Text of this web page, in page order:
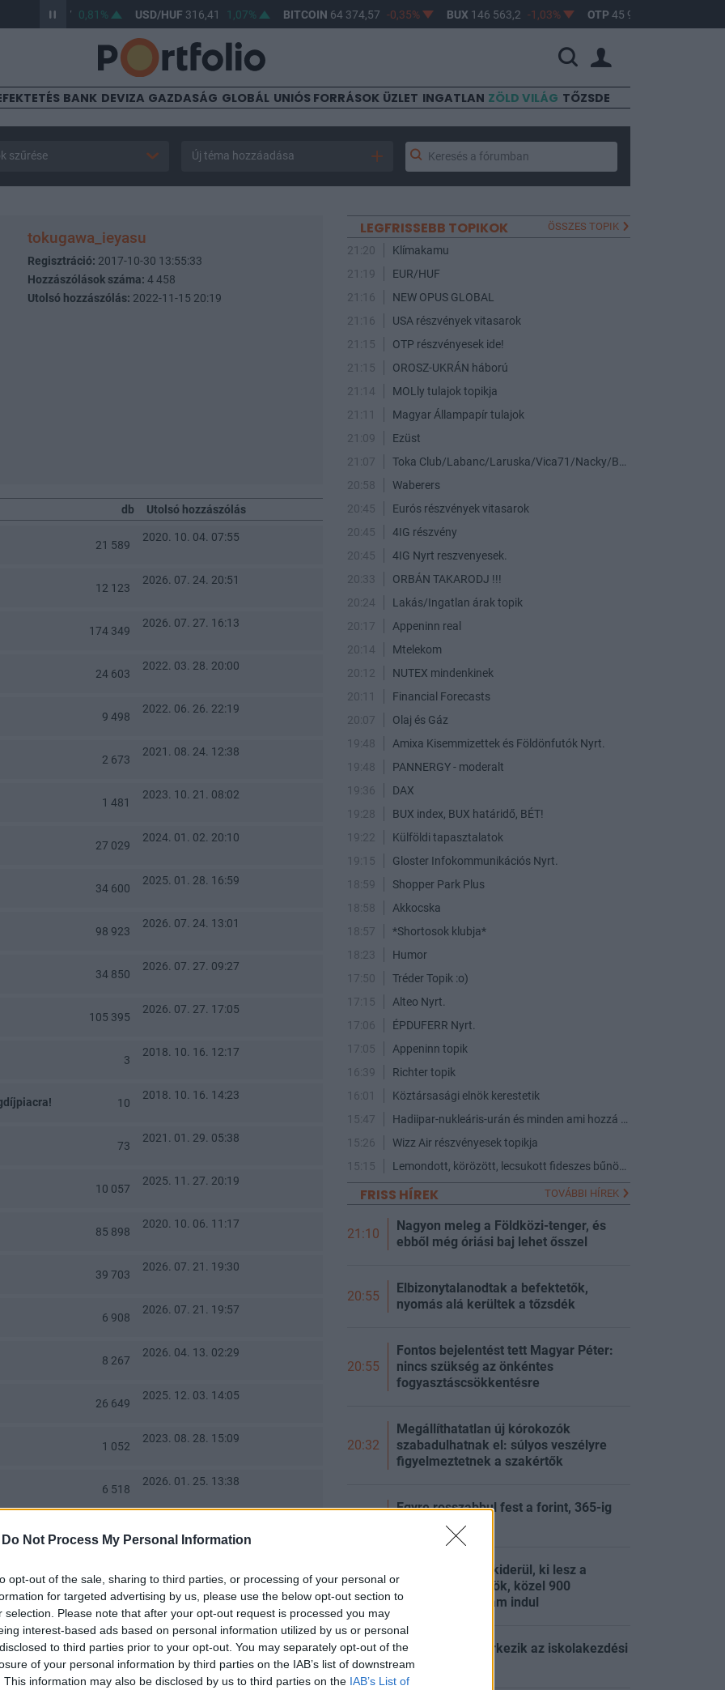
Do Not Process My Personal Information
opt-out of the sale, sharing to third parties, or processing of your personal or
for targeted advertising by us, please use the below opt-out section to
selection. Please note that after your opt-out request is processed you may
interest-based ads based on personal information utilized by us or personal
to third parties prior to your opt-out. You may separately opt-out of the
of your personal information by third parties on the IAB’s list of downstream
This information may also be disclosed by us to third parties on the IAB’s List of
364,67 0,81% USD/HUF316,41 1,07% BITCOIN64 374,57 -0,35% BUX 146 563,2 -1,03% OTP 45 900
BANK DEVIZA GAZDASÁG GLOBÁL UNIÓS FORRÁSOK ÜZLET INGATLAN ZÖLD VILÁG TŐZSDE
szűrése Új téma hozzáadása
tokugawa_ieyasu
Regisztráció: 2017-10-30 13:55:33
Hozzászólások száma: 4 458
Utolsó hozzászólás: 2022-11-15 20:19
db Utolsó hozzászólás
21 589
2020. 10. 04. 07:55
12 123
2026. 07. 24. 20:51
174 349
2026. 07. 27. 16:13
24 603
2022. 03. 28. 20:00
9 498
2022. 06. 26. 22:19
2 673
2021. 08. 24. 12:38
1 481
2023. 10. 21. 08:02
27 029
2024. 01. 02. 20:10
34 600
2025. 01. 28. 16:59
98 923
2026. 07. 24. 13:01
34 850
2026. 07. 27. 09:27
105 395
2026. 07. 27. 17:05
3
2018. 10. 16. 12:17
10
2018. 10. 16. 14:23
73
2021. 01. 29. 05:38
10 057
2025. 11. 27. 20:19
85 898
2020. 10. 06. 11:17
39 703
2026. 07. 21. 19:30
6 908
2026. 07. 21. 19:57
8 267
2026. 04. 13. 02:29
26 649
2025. 12. 03. 14:05
1 052
2023. 08. 28. 15:09
6 518
2026. 01. 25. 13:38
hozzászólása alapján történt.
többségének kérésére megköszönjük az eddigi
Fedor!)
LEGFRISSEBB TOPIKOK ÖSSZES TOPIK
21:20
Klímakamu
21:19
EUR/HUF
21:16
NEW OPUS GLOBAL
21:16
USA részvények vitasarok
21:15
OTP részvényesek ide!
21:15
OROSZ-UKRÁN háború
21:14
MOLly tulajok topikja
21:11
Magyar Állampapír tulajok
21:09
Ezüst
21:07
20:58
Waberers
20:45
Eurós részvények vitasarok
20:45
4IG részvény
20:45
4IG Nyrt reszvenyesek.
20:33
ORBÁN TAKARODJ !!!
20:24
Lakás/Ingatlan árak topik
20:17
Appeninn real
20:14
Mtelekom
20:12
NUTEX mindenkinek
20:11
Financial Forecasts
20:07
Olaj és Gáz
19:48
Amixa Kisemmizettek és Földönfutók Nyrt.
19:48
PANNERGY - moderalt
19:36
DAX
19:28
BUX index, BUX határidő, BÉT!
19:22
Külföldi tapasztalatok
19:15
Gloster Infokommunikációs Nyrt.
18:59
Shopper Park Plus
18:58
Akkocska
18:57
*Shortosok klubja*
18:23
Humor
17:50
Tréder Topik :o)
17:15
Alteo Nyrt.
17:06
ÉPDUFERR Nyrt.
17:05
Appeninn topik
16:39
Richter topik
16:01
Köztársasági elnök kerestetik
15:47
15:26
Wizz Air részvényesek topikja
15:15
FRISS HÍREK TOVÁBBI HÍREK
21:10
Nagyon meleg a Földközi-tenger, és
ebből még óriási baj lehet ősszel
20:55
Elbizonytalanodtak a befektetők,
nyomás alá kerültek a tőzsdék
20:55
Fontos bejelentést tett Magyar Péter:
nincs szükség az önkéntes
fogyasztáscsökkentésre
20:32
Megállíthatatlan új kórokozók
szabadulhatnak el: súlyos veszélyre
figyelmeztetnek a szakértők
20:24
Egyre rosszabbul fest a forint, 365-ig
20:21
Tisza-kormány: kiderül, ki lesz a
köztársasági elnök, közel 900
milliárdos program indul
20:21
Két részletben érkezik az iskolakezdési
támogatás